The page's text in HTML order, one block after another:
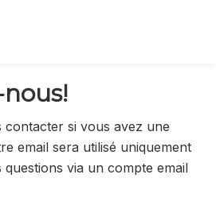
contacter si vous avez une
email sera utilisé uniquement
via un compte email